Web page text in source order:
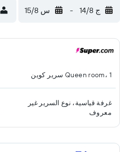
ج 14/8 - س 15/8
Queen room، 1 سرير كوين
غرفة قياسية، نوع السرير غير
معروف